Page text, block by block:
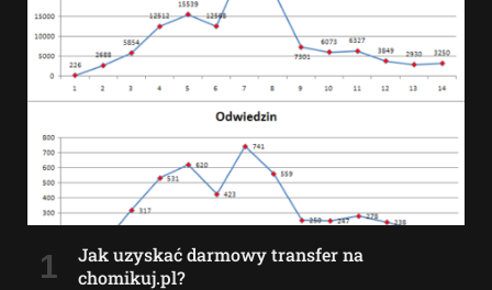
Jak uzyskać darmowy transfer na
chomikuj.pl?